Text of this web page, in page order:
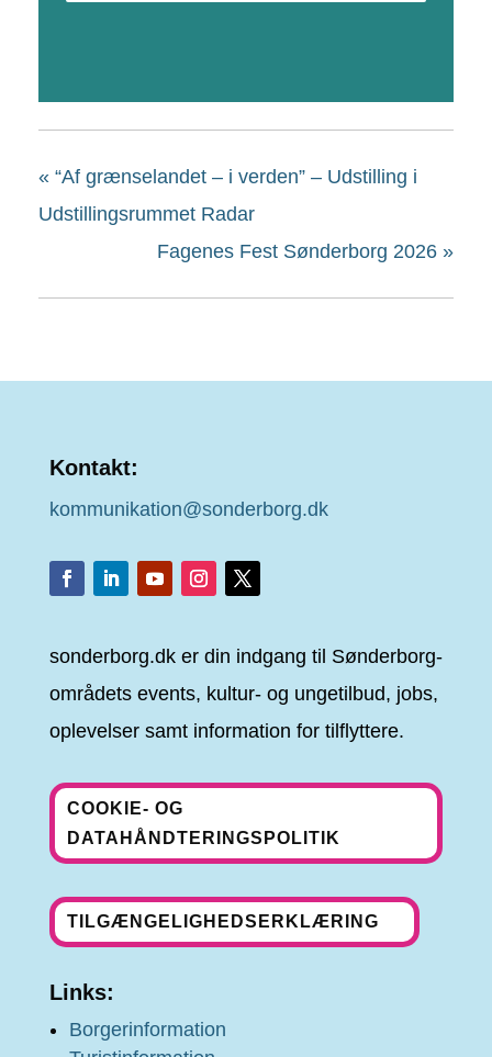
« “Af grænselandet – i verden” – Udstilling i
Udstillingsrummet Radar
Fagenes Fest Sønderborg 2026 »
Kontakt:
kommunikation@sonderborg.dk
sonderborg.dk er din indgang til Sønderborg-
områdets events, kultur- og ungetilbud, jobs,
oplevelser samt information for tilflyttere.
COOKIE- OG
DATAHÅNDTERINGSPOLITIK
TILGÆNGELIGHEDSERKLÆRING
Links:
Borgerinformation